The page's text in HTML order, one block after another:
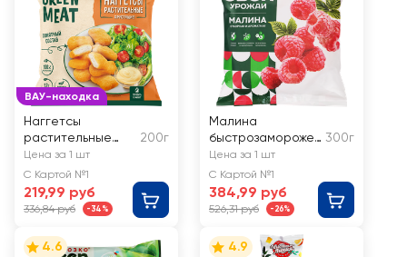
ВАУ-находка
Наггетсы
растительные
GREEN MEAT
200г
Цена за 1 шт
С Картой №1
219,99 руб
336,84 руб -34%
Малина
быстрозаморожен
ная СВОЙ
УРОЖАЙ
отборная
300г
Цена за 1 шт
С Картой №1
384,99 руб
526,31 руб -26%
4.6 4.9